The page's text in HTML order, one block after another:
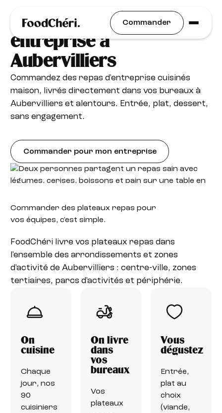
Commander
Plateaux repas livrés en
entreprise à
Aubervilliers
Commandez des repas d'entreprise cuisinés
maison, livrés directement dans vos bureaux à
Aubervilliers et alentours. Entrée, plat, dessert,
sans engagement.
Commander pour mon entreprise
Commander des plateaux repas pour
vos équipes, c'est simple.
FoodChéri livre vos plateaux repas dans
l'ensemble des arrondissements et zones
d'activité de Aubervilliers : centre-ville, zones
tertiaires, parcs d'activités et périphérie.
On
cuisine
Chaque
jour, nos
90
cuisiniers
On livre
dans
vos
bureaux
Vos
plateaux
Vous
dégustez
Entrée,
plat au
choix
(viande,